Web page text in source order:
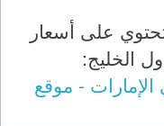
على أسعار
الخليج:
- موقع